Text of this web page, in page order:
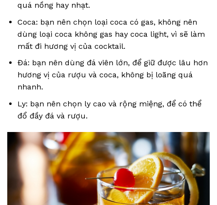
quá nồng hay nhạt.
Coca: bạn nên chọn loại coca có gas, không nên
dùng loại coca không gas hay coca light, vì sẽ làm
mất đi hương vị của cocktail.
Đá: bạn nên dùng đá viên lớn, để giữ được lâu hơn
hương vị của rượu và coca, không bị loãng quá
nhanh.
Ly: bạn nên chọn ly cao và rộng miệng, để có thể
đổ đầy đá và rượu.